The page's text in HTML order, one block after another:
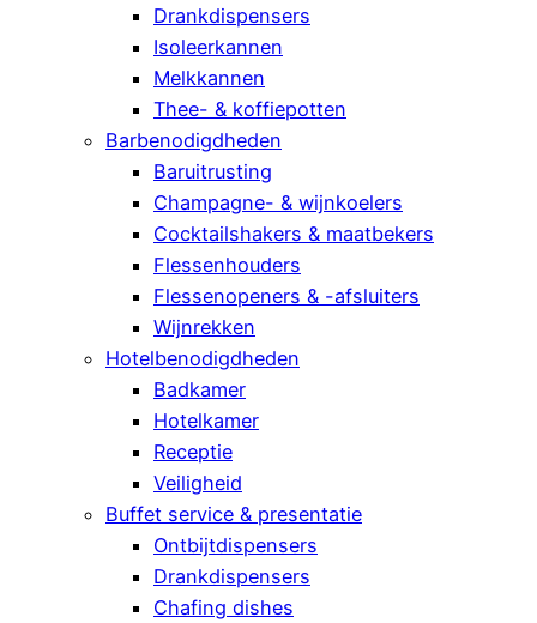
Drankdispensers
Isoleerkannen
Melkkannen
Thee- & koffiepotten
Barbenodigdheden
Baruitrusting
Champagne- & wijnkoelers
Cocktailshakers & maatbekers
Flessenhouders
Flessenopeners & -afsluiters
Wijnrekken
Hotelbenodigdheden
Badkamer
Hotelkamer
Receptie
Veiligheid
Buffet service & presentatie
Ontbijtdispensers
Drankdispensers
Chafing dishes